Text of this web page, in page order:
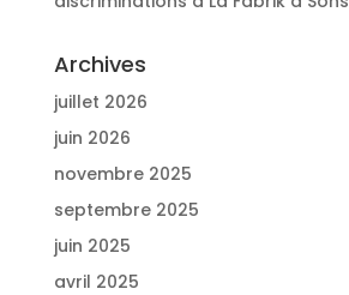
Archives
juillet 2026
juin 2026
novembre 2025
septembre 2025
juin 2025
avril 2025